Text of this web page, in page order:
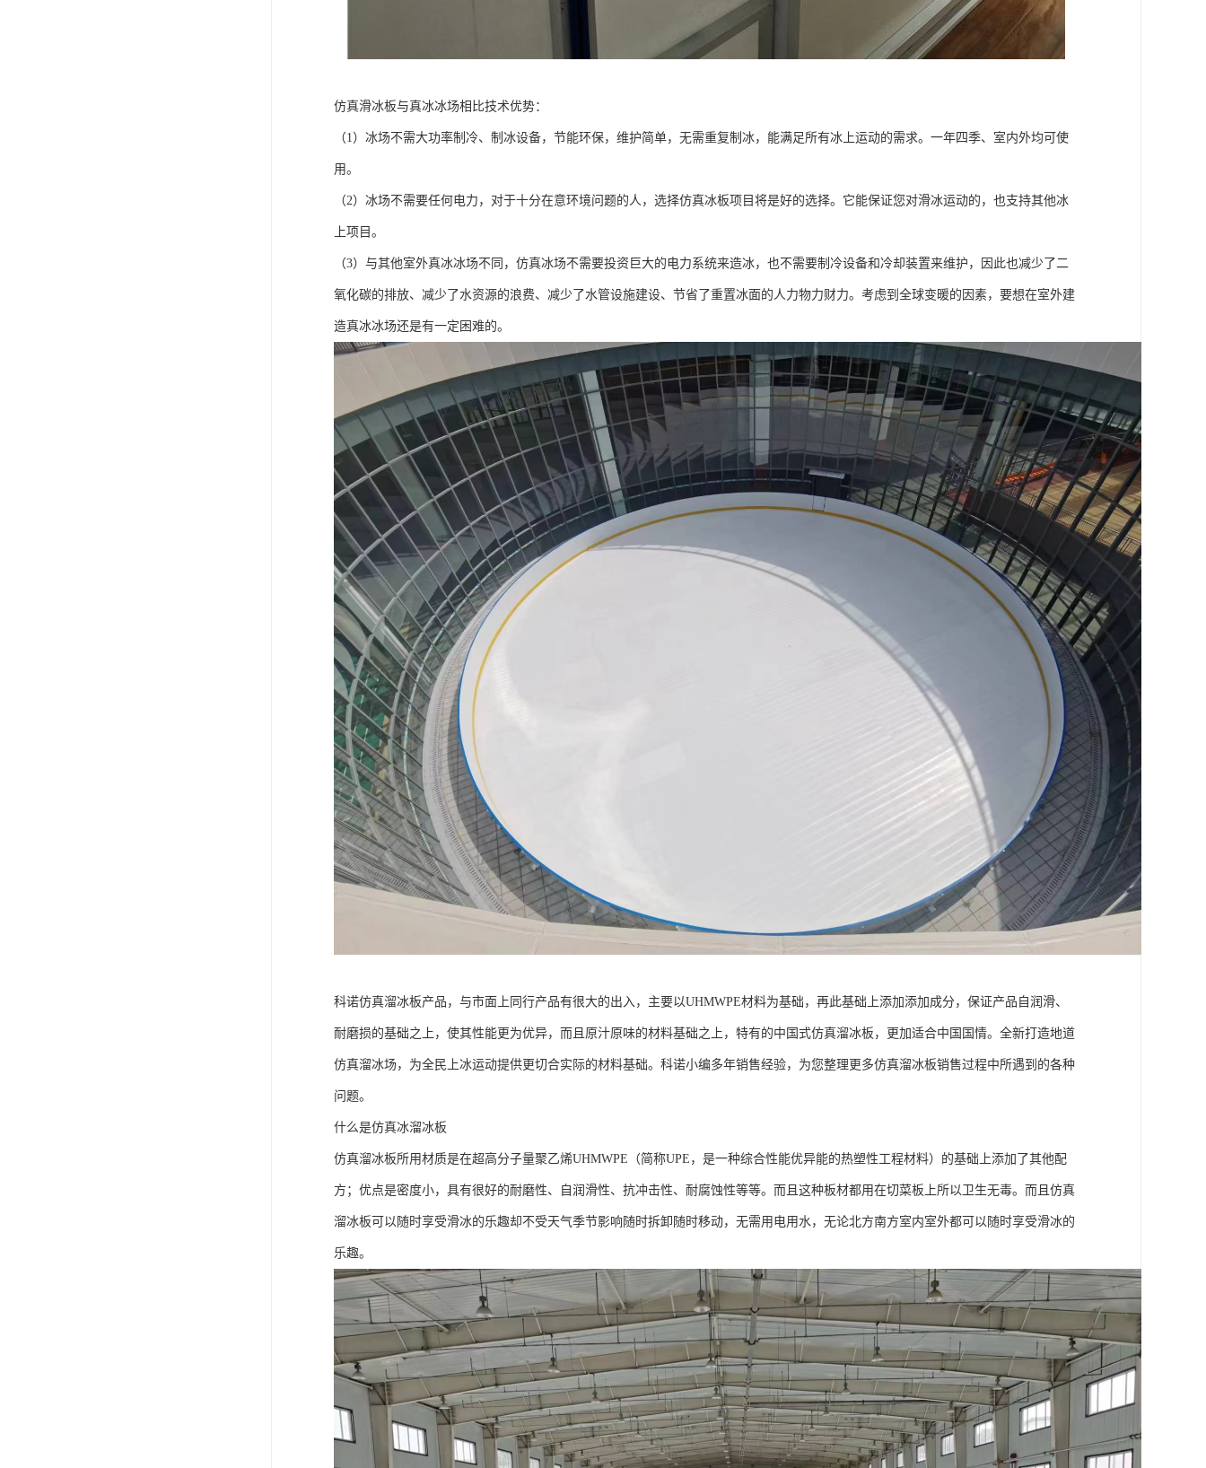
仿真滑冰板与真冰冰场相比技术优势：
（1）冰场不需大功率制冷、制冰设备，节能环保，维护简单，无需重复制冰，能满足所有冰上运动的需求。一年四季、室内外均可使
用。
（2）冰场不需要任何电力，对于十分在意环境问题的人，选择仿真冰板项目将是好的选择。它能保证您对滑冰运动的，也支持其他冰
上项目。
（3）与其他室外真冰冰场不同，仿真冰场不需要投资巨大的电力系统来造冰，也不需要制冷设备和冷却装置来维护，因此也减少了二
氧化碳的排放、减少了水资源的浪费、减少了水管设施建设、节省了重置冰面的人力物力财力。考虑到全球变暖的因素，要想在室外建
造真冰冰场还是有一定困难的。
科诺仿真溜冰板产品，与市面上同行产品有很大的出入，主要以UHMWPE材料为基础，再此基础上添加添加成分，保证产品自润滑、
耐磨损的基础之上，使其性能更为优异，而且原汁原味的材料基础之上，特有的中国式仿真溜冰板，更加适合中国国情。全新打造地道
仿真溜冰场，为全民上冰运动提供更切合实际的材料基础。科诺小编多年销售经验，为您整理更多仿真溜冰板销售过程中所遇到的各种
问题。
什么是仿真冰溜冰板
仿真溜冰板所用材质是在超高分子量聚乙烯UHMWPE（简称UPE，是一种综合性能优异能的热塑性工程材料）的基础上添加了其他配
方；优点是密度小，具有很好的耐磨性、自润滑性、抗冲击性、耐腐蚀性等等。而且这种板材都用在切菜板上所以卫生无毒。而且仿真
溜冰板可以随时享受滑冰的乐趣却不受天气季节影响随时拆卸随时移动，无需用电用水，无论北方南方室内室外都可以随时享受滑冰的
乐趣。